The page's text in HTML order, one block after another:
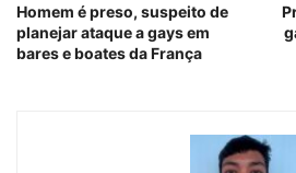
Homem é preso, suspeito de
planejar ataque a gays em
bares e boates da França